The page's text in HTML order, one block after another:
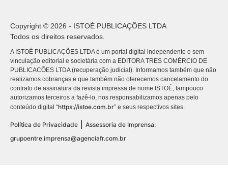
Copyright © 2026 - ISTOÉ PUBLICAÇÕES LTDA
Todos os direitos reservados.
A ISTOÉ PUBLICAÇÕES LTDA é um portal digital independente e sem
vinculação editorial e societária com a EDITORA TRES COMÉRCIO DE
PUBLICACÕES LTDA (recuperação judicial). Informamos também que não
realizamos cobranças e que também não oferecemos cancelamento do
contrato de assinatura da revista impressa de nome ISTOÉ, tampouco
autorizamos terceiros a fazê-lo, nos responsabilizamos apenas pelo
conteúdo digital “https://istoe.com.br” e seus respectivos sites.
Política de Privacidade
Assessoria de Imprensa:
grupoentre.imprensa@agenciafr.com.br